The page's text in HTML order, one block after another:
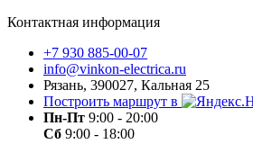
Контактная информация
+7 930 885-00-07
info@vinkon-electrica.ru
Рязань, 390027, Кальная 25
Построить маршрут в
Пн-Пт 9:00 - 20:00
Сб 9:00 - 18:00